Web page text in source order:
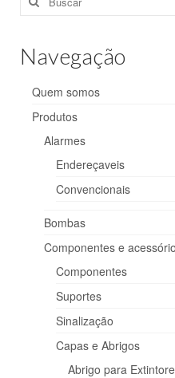
Componentes e
Componentes
Sinalização
Capas e Abrigos
Abrigo para
Capas
Extintores
por:
Navegação
Quem somos
Produtos
Alarmes
Endereçaveis
Convencionais
Bombas
Componentes e
Componentes
Suportes
Sinalização
Capas e Abrigos
Abrigo para